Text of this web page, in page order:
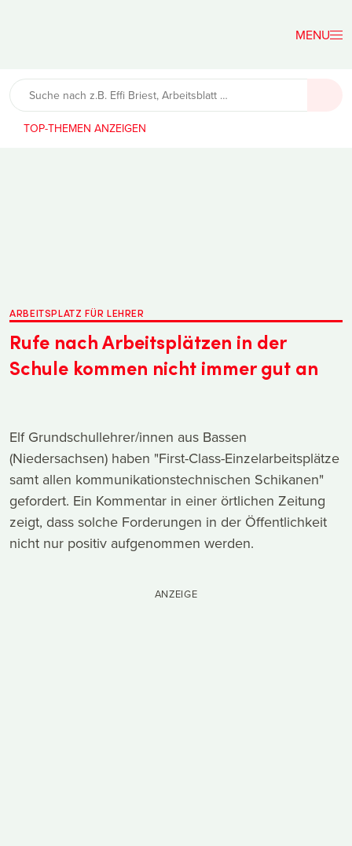
Lehrerfreund
TOP-THEMEN
ARBEITSPLATZ FÜR LEHRER
Rufe nach Arbeitsplätzen in der
Schule kommen nicht immer gut an
Elf Grundschullehrer/innen aus Bassen
(Niedersachsen) haben "First-Class-Einzelarbeitsplätze
samt allen kommunikationstechnischen Schikanen"
gefordert. Ein Kommentar in einer örtlichen Zeitung
zeigt, dass solche Forderungen in der Öffentlichkeit
nicht nur positiv aufgenommen werden.
ANZEIGE